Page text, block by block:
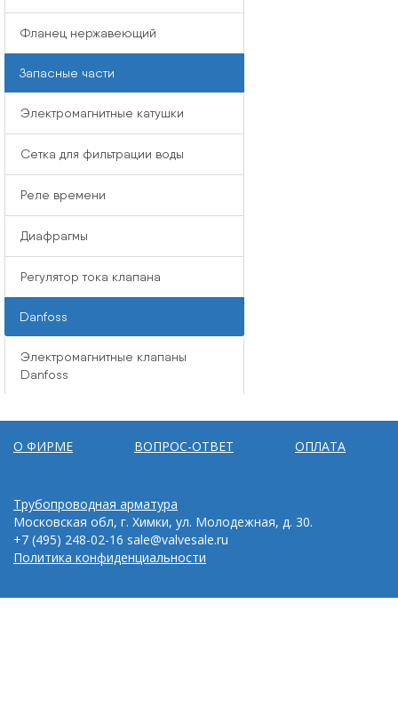
Фланец нержавеющий
Запасные части
Электромагнитные катушки
Сетка для фильтрации воды
Реле времени
Диафрагмы
Регулятор тока клапана
Danfoss
Электромагнитные клапаны
Danfoss
О ФИРМЕ ВОПРОС-ОТВЕТ ОПЛАТА
Трубопроводная арматура
Московская обл, г. Химки, ул. Молодежная, д. 30.
+7 (495) 248-02-16 sale@valvesale.ru
Политика конфиденциальности